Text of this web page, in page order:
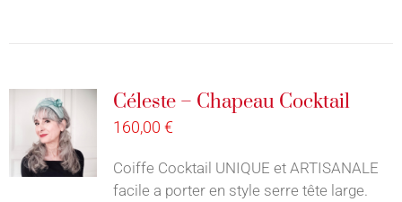
Céleste – Chapeau Cocktail
160,00 €
Coiffe Cocktail UNIQUE et ARTISANALE
facile a porter en style serre tête large.